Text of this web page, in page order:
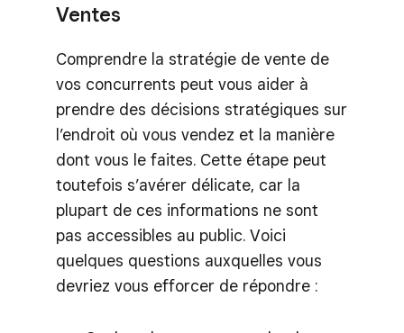
Ventes
Comprendre la stratégie de vente de
vos concurrents peut vous aider à
prendre des décisions stratégiques sur
l’endroit où vous vendez et la manière
dont vous le faites. Cette étape peut
toutefois s’avérer délicate, car la
plupart de ces informations ne sont
pas accessibles au public. Voici
quelques questions auxquelles vous
devriez vous efforcer de répondre :